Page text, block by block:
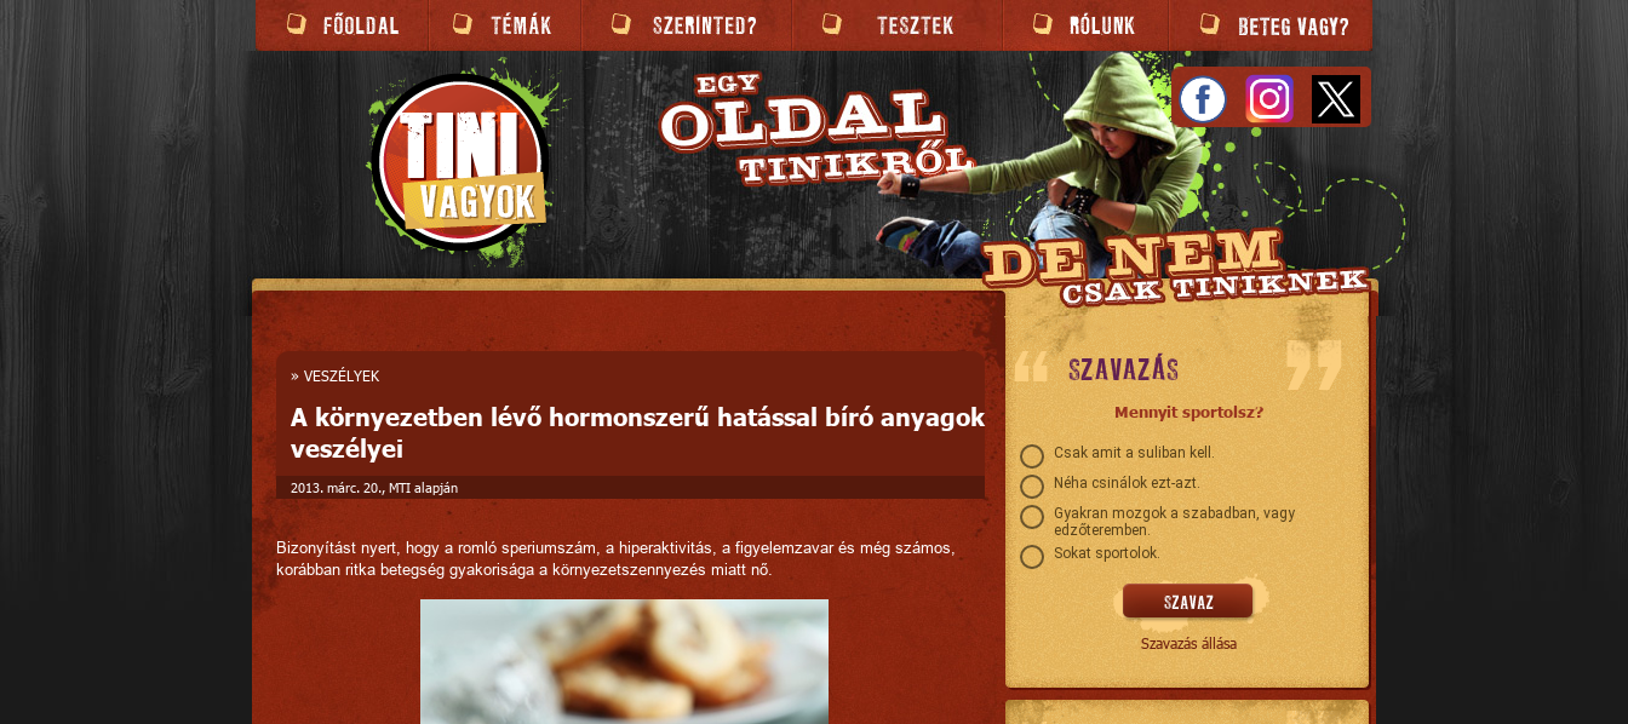
» VESZÉLYEK
A környezetben lévő hormonszerű hatással bíró anyagok
veszélyei
2013. márc. 20., MTI alapján
Bizonyítást nyert, hogy a romló speriumszám, a hiperaktivitás, a figyelemzavar és még számos,
korábban ritka betegség gyakorisága a környezetszennyezés miatt nő.
SZAVAZÁS
Mennyit sportolsz?
Csak amit a suliban kell.
Néha csinálok ezt-azt.
Gyakran mozgok a szabadban, vagy
edzőteremben.
Sokat sportolok.
Szavazás állása